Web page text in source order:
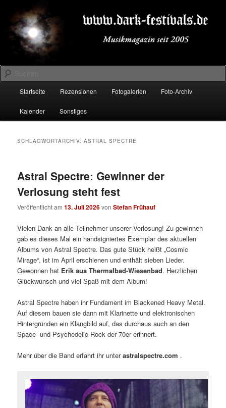
primären
Inhalt
springen
sekundären
Inhalt
springenDARK-FESTIVALS.DE
Suchen
Startseite Rezensionen Fotogalerien Foto-Archiv
Kalender Sonstiges
SCHLAGWORTARCHIV:ASTRAL SPECTRE
Astral Spectre: Gewinner der
Verlosung steht fest
Veröffentlicht am13. Juli 2026vonStefan Frühauf
Vielen Dank an alle Teilnehmer unserer Verlosung! Zu gewinnen
gab es dieses Mal ein handsigniertes Exemplar des aktuellen
Albums von Astral Spectre. Das gute Stück heißt „Cosmic
Mirage“, ist im April erschienen und enthält sieben Lieder.
Gewonnen hat Erik aus Thermalbad-Wiesenbad. Herzlichen
Glückwunsch und viel Spaß mit dem Album!
Astral Spectre haben ihr Fundament im Blackened Heavy Metal.
Auf diesem bauen sie dann mit Klarinette und elektronischen
Hintergründen ein Klangbild auf, das durchaus auch an den
Space- und Psychedelic Rock der 70er erinnert.
Mehr über die Band erfahrt ihr unterastralspectre.com .